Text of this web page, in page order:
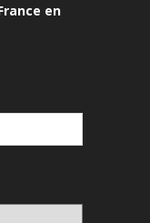
en